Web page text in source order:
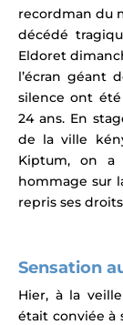
recordman du
décédé
Eldoret
l’écran géant
silence ont
24 ans. En
de la ville
Kiptum, on a
hommage sur
repris ses
Sensation
Hier, à la
était conviée à